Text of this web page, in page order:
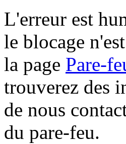
L'erreur est
le blocage
la page Pare-
trouverez des
de nous
du pare-feu.